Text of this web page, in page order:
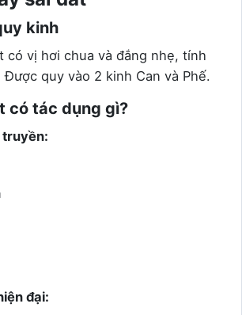
kinh
có vị hơi chua và đắng nhẹ, tính
quy vào 2 kinh Can và Phế.
có tác dụng gì?
truyền:
đại: